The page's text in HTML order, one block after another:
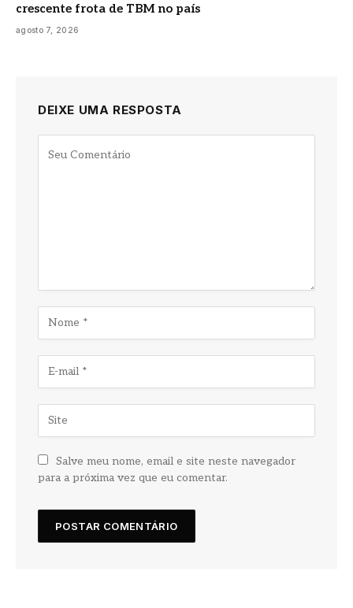
crescente frota de TBM no país
agosto 7, 2026
DEIXE UMA RESPOSTA
Salve meu nome, email e site neste navegador
para a próxima vez que eu comentar.